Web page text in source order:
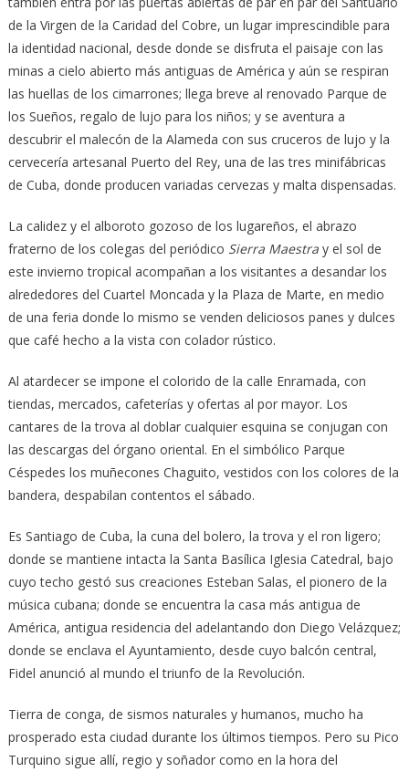
de la Virgen de la Caridad del Cobre, un lugar imprescindible para
la identidad nacional, desde donde se disfruta el paisaje con las
minas a cielo abierto más antiguas de América y aún se respiran
las huellas de los cimarrones; llega breve al renovado Parque de
los Sueños, regalo de lujo para los niños; y se aventura a
descubrir el malecón de la Alameda con sus cruceros de lujo y la
cervecería artesanal Puerto del Rey, una de las tres minifábricas
de Cuba, donde producen variadas cervezas y malta dispensadas.
La calidez y el alboroto gozoso de los lugareños, el abrazo
fraterno de los colegas del periódico Sierra Maestray el sol de
este invierno tropical acompañan a los visitantes a desandar los
alrededores del Cuartel Moncada y la Plaza de Marte, en medio
de una feria donde lo mismo se venden deliciosos panes y dulces
que café hecho a la vista con colador rústico.
Al atardecer se impone el colorido de la calle Enramada, con
tiendas, mercados, cafeterías y ofertas al por mayor. Los
cantares de la trova al doblar cualquier esquina se conjugan con
las descargas del órgano oriental. En el simbólico Parque
Céspedes los muñecones Chaguito, vestidos con los colores de la
bandera, despabilan contentos el sábado.
Es Santiago de Cuba, la cuna del bolero, la trova y el ron ligero;
donde se mantiene intacta la Santa Basílica Iglesia Catedral, bajo
cuyo techo gestó sus creaciones Esteban Salas, el pionero de la
música cubana; donde se encuentra la casa más antigua de
América, antigua residencia del adelantando don Diego Velázquez;
donde se enclava el Ayuntamiento, desde cuyo balcón central,
Fidel anunció al mundo el triunfo de la Revolución.
Tierra de conga, de sismos naturales y humanos, mucho ha
prosperado esta ciudad durante los últimos tiempos. Pero su Pico
Turquino sigue allí, regio y soñador como en la hora del